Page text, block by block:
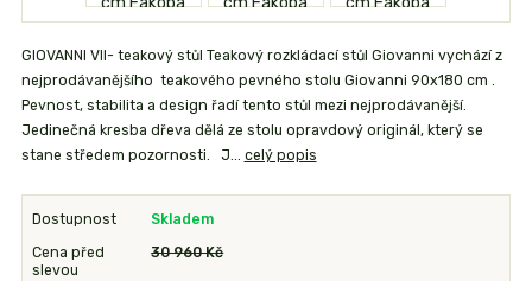
GIOVANNI VII- teakový stůl Teakový rozkládací stůl Giovanni vychází z
nejprodávanějšího teakového pevného stolu Giovanni 90x180 cm .
Pevnost, stabilita a design řadí tento stůl mezi nejprodávanější.
Jedinečná kresba dřeva dělá ze stolu opravdový originál, který se
stane středem pozornosti. J... celý popis
Dostupnost Skladem
Cena před
slevou
30 960 Kč